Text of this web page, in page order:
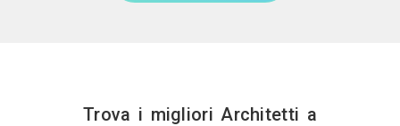
Trova i migliori Architetti a